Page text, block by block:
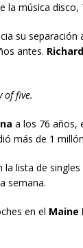
la música disco,
su separación
antes.
of five.
a los 76 años,
más de 1
lista de singles
semana.
en el Maine